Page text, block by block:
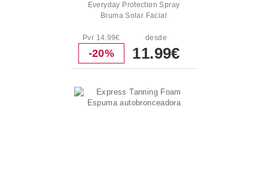
Everyday Protection Spray
Bruma Solar Facial
Pvr 14.99€
-20%
desde
11.99€